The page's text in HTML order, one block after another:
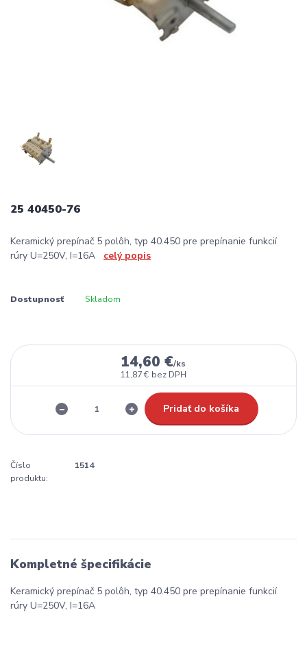
25 40450-76
Keramický prepínač 5 polôh, typ 40.450 pre prepínanie funkcií
rúry U=250V, I=16A celý popis
Dostupnosť Skladom
14,60 €/ks
11,87 € bez DPH
Pridať do košíka
Číslo
produktu:
1514
Kompletné špecifikácie
Keramický prepínač 5 polôh, typ 40.450 pre prepínanie funkcií
rúry U=250V, I=16A